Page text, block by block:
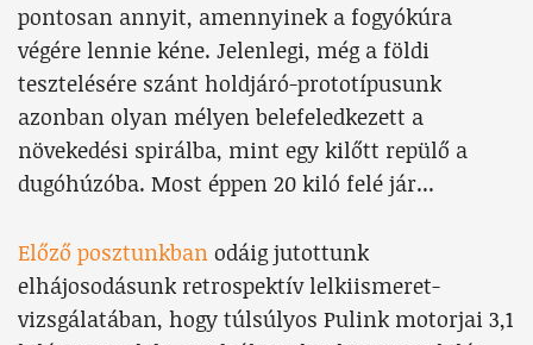
pontosan annyit, amennyinek a fogyókúra
végére lennie kéne. Jelenlegi, még a földi
tesztelésére szánt holdjáró-prototípusunk
azonban olyan mélyen belefeledkezett a
növekedési spirálba, mint egy kilőtt repülő a
dugóhúzóba. Most éppen 20 kiló felé jár...
Előző posztunkban odáig jutottunk
elhájosodásunk retrospektív lelkiismeret-
vizsgálatában, hogy túlsúlyos Pulink motorjai 3,1